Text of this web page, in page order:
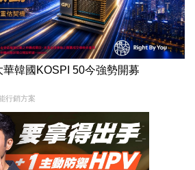
韓國KOSPI 50今強勢開募
行銷方案